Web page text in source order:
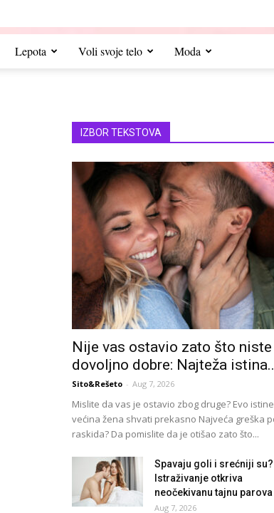
Lepota Voli svoje telo Moda
IZBOR TEKSTOVA
Nije vas ostavio zato što
dovoljno dobre: Najteža
Sito&Rešeto - Aug 7, 2026
Mislite da vas je ostavio zbog druge? Evo
većina žena shvati prekasno Najveća greška
raskida? Da pomislite da je otišao zato što...
Spavaju goli i srećniji su?
Istraživanje otkriva
neočekivanu tajnu
Aug 7, 2026